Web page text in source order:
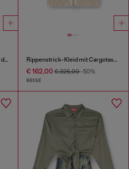
T-Shirt-Kleid mit Bindeband auf der Vorderseite Rippenstrick-Kleid mit Cargotaschen
€ 162,00€ 325,00-50%
BEIGE